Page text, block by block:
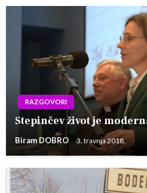
RAZGOVORI
Stepinčev život je
Biram DOBRO 3. travnja 2018.